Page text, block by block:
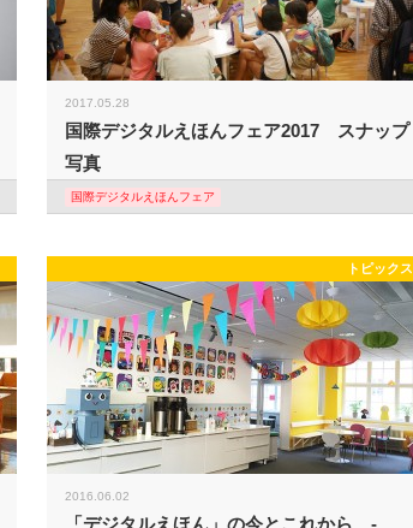
2017.05.28
国際デジタルえほんフェア2017 スナップ
写真
国際デジタルえほんフェア
トピックス
2016.06.02
「デジタルえほん」の今とこれから -